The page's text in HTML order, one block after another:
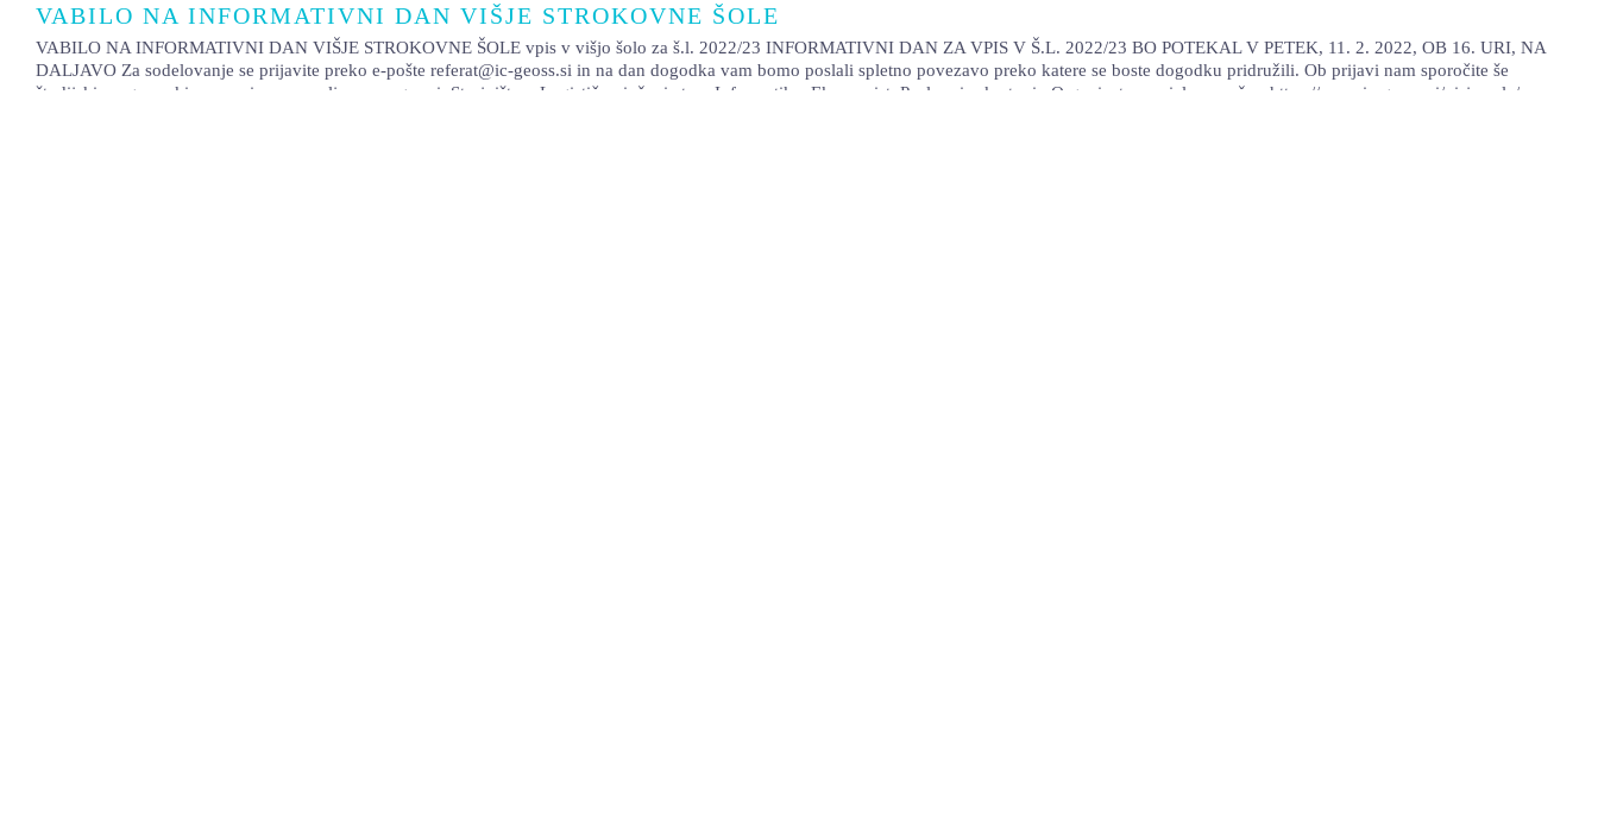
VABILO NA INFORMATIVNI DAN VIŠJE STROKOVNE ŠOLE
VABILO NA INFORMATIVNI DAN VIŠJE STROKOVNE ŠOLE vpis v višjo šolo za š.l. 2022/23 INFORMATIVNI DAN ZA VPIS V Š.L. 2022/23 BO POTEKAL V PETEK, 11. 2. 2022, OB 16. URI, NA
DALJAVO Za sodelovanje se prijavite preko e-pošte referat@ic-geoss.si in na dan dogodka vam bomo poslali spletno povezavo preko katere se boste dogodku pridružili. Ob prijavi nam sporočite še
študijski program, ki vas zanima, na voljo so programi: Strojništvo, Logistično inženirstvo, Informatika, Ekonomist, Poslovni sekretar in Organizator socialne mreže - https://www.ic-geoss.si/visja-sola/